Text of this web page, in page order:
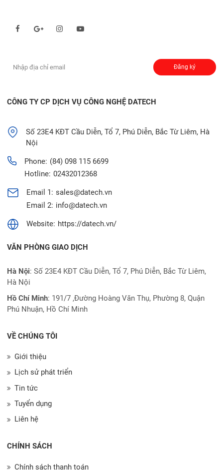
Đăng ký
CÔNG TY CP DỊCH VỤ CÔNG NGHỆ DATECH
Số 23E4 KĐT Cầu Diễn, Tổ 7, Phú Diễn, Bắc Từ Liêm, Hà
Nội
Phone: (84) 098 115 6699
Hotline: 02432012368
Email 1: sales@datech.vn
Email 2: info@datech.vn
Website: https://datech.vn/
VĂN PHÒNG GIAO DỊCH
Hà Nội: Số 23E4 KĐT Cầu Diễn, Tổ 7, Phú Diễn, Bắc Từ Liêm,
Hà Nội
Hồ Chí Minh: 191/7 ,Đường Hoàng Văn Thụ, Phường 8, Quận
Phú Nhuận, Hồ Chí Minh
VỀ CHÚNG TÔI
Giới thiệu
Lịch sử phát triển
Tin tức
Tuyển dụng
Liên hệ
CHÍNH SÁCH
Chính sách thanh toán